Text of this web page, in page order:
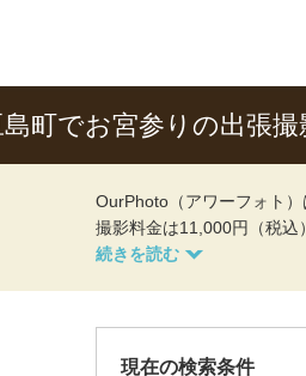
町でお宮参りの出張
OurPhoto（アワーフォト
撮影料金は11,000円（税込
現在の検索条件